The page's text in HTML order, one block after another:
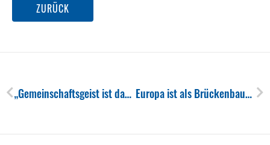
ZURÜCK
„Gemeinschaftsgeist ist das wichtigste, um Herausforderungen zu meistern“ Europa ist als Brückenbauer nötiger denn je